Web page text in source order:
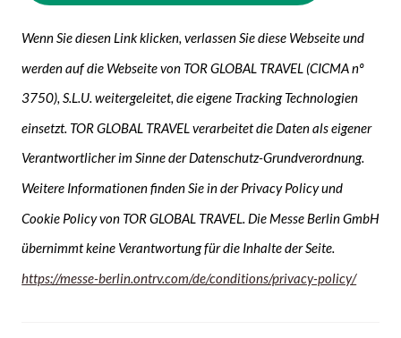
Wenn Sie diesen Link klicken, verlassen Sie diese Webseite und
werden auf die Webseite von TOR GLOBAL TRAVEL (CICMA nº
3750), S.L.U. weitergeleitet, die eigene Tracking Technologien
einsetzt. TOR GLOBAL TRAVEL verarbeitet die Daten als eigener
Verantwortlicher im Sinne der Datenschutz-Grundverordnung.
Weitere Informationen finden Sie in der Privacy Policy und
Cookie Policy von TOR GLOBAL TRAVEL. Die Messe Berlin GmbH
übernimmt keine Verantwortung für die Inhalte der Seite.
https://messe-berlin.ontrv.com/de/conditions/privacy-policy/